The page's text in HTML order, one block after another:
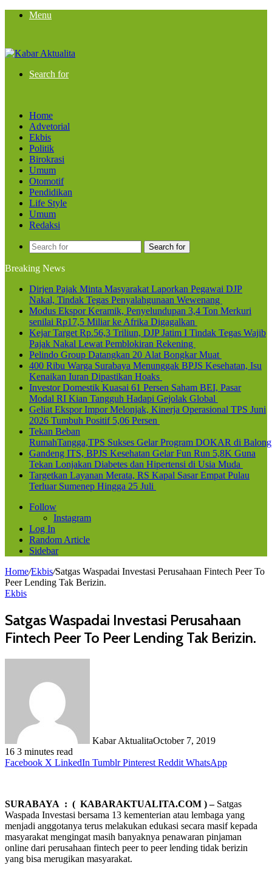
Menu
Search for
Home
Advetorial
Ekbis
Politik
Birokrasi
Umum
Otomotif
Pendidikan
Life Style
Umum
Redaksi
Search for
Breaking News
Dirjen Pajak Minta Masyarakat Laporkan Pegawai DJP
Nakal, Tindak Tegas Penyalahgunaan Wewenang
Modus Ekspor Keramik, Penyelundupan 3,4 Ton Merkuri
senilai Rp17,5 Miliar ke Afrika Digagalkan
Kejar Target Rp.56,3 Triliun, DJP Jatim I Tindak Tegas Wajib
Pajak Nakal Lewat Pemblokiran Rekening
Pelindo Group Datangkan 20 Alat Bongkar Muat
400 Ribu Warga Surabaya Menunggak BPJS Kesehatan, Isu
Kenaikan Iuran Dipastikan Hoaks
Investor Domestik Kuasai 61 Persen Saham BEI, Pasar
Modal RI Kian Tangguh Hadapi Gejolak Global
Geliat Ekspor Impor Melonjak, Kinerja Operasional TPS Juni
2026 Tumbuh Positif 5,06 Persen
Tekan Beban
RumahTangga,TPS Sukses Gelar Program DOKAR di
Gandeng ITS, BPJS Kesehatan Gelar Fun Run 5,8K Guna
Tekan Lonjakan Diabetes dan Hipertensi di Usia Muda
Targetkan Layanan Merata, RS Kapal Sasar Empat Pulau
Terluar Sumenep Hingga 25 Juli
Follow
Instagram
Log In
Random Article
Sidebar
Home/Ekbis/Satgas Waspadai Investasi Perusahaan Fintech Peer To
Peer Lending Tak Berizin.
Ekbis
Satgas Waspadai Investasi Perusahaan
Fintech Peer To Peer Lending Tak Berizin.
Kabar AktualitaOctober 7, 2019
16 3 minutes read
Facebook X LinkedIn Tumblr Pinterest Reddit WhatsApp
SURABAYA : ( KABARAKTUALITA.COM ) –Satgas
Waspada Investasi bersama 13 kementerian atau lembaga yang
menjadi anggotanya terus melakukan edukasi secara masif kepada
masyarakat mengingat masih banyaknya penawaran pinjaman
online dari perusahaan fintech peer to peer lending tidak berizin
yang bisa merugikan masyarakat.